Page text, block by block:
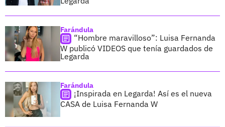
Farándula
“Hombre maravilloso”: Luisa Fernanda
W publicó VIDEOS que tenía guardados de
Legarda
Farándula
¡Inspirada en Legarda! Así es el nueva
CASA de Luisa Fernanda W